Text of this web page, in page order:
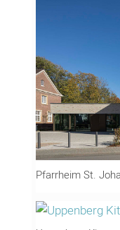
Pfarrheim St.